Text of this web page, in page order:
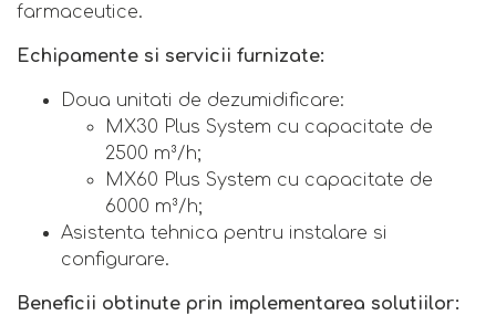
farmaceutice.
Echipamente si servicii furnizate:
Doua unitati de dezumidificare:
MX30 Plus System cu capacitate de
2500 m³/h;
MX60 Plus System cu capacitate de
6000 m³/h;
Asistenta tehnica pentru instalare si
configurare.
Beneficii obtinute prin implementarea solutiilor: